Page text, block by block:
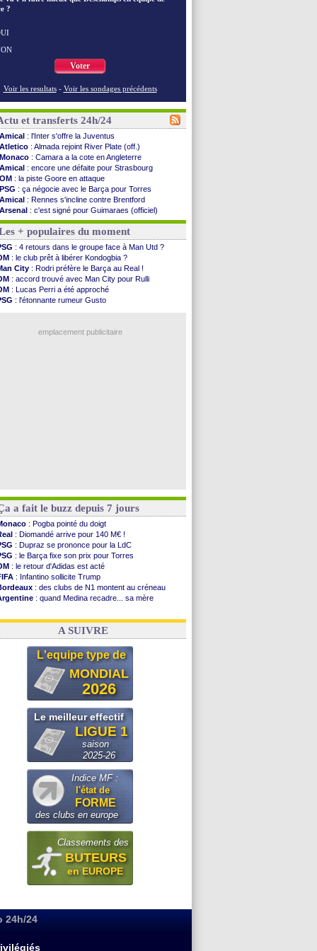
?
Voter
Voir les resultats - Voir les sondages précédents
et transferts 24h/24
Amical : l'Inter s'offre la Juventus
Atletico : Almada rejoint River Plate (off.)
Monaco : Camara a la cote en Angleterre
Amical : encore une défaite pour Strasbourg
OM : la piste Goore en attaque
PSG : ça négocie avec le Barça pour Torres
Amical : Rennes s'incline contre Brentford
Arsenal : c'est signé pour Guimaraes (officiel)
Amical: Le Mans concède un nul
Real : Mourinho durcit les règles
Amical: Toulouse s'incline lourdement
OM : Benatia et la "médiocrité" dans le club
Newcastle : Guimarães, le club se défend
: la 1ère journée à suivre en DIRECT !
: une deuxième offre pour Suzuki
PSG: le groupe pour le match face à Man Utd
OM : le jour où tout a basculé pour Benatia
: accord avec la Real Sociedad pour Aguerd
+ populaires du moment
: 4 retours dans le groupe face à Man Utd ?
: le club prêt à libérer Kondogbia ?
City : Rodri préfère le Barça au Real !
: accord trouvé avec Man City pour Rulli
: Lucas Perri a été approché
: l'étonnante rumeur Gusto
emplacement publicitaire
a fait le buzz depuis 7 jours
: Pogba pointé du doigt
: Diomandé arrive pour 140 M€ !
: Dupraz se prononce pour la LdC
: le Barça fixe son prix pour Torres
: le retour d'Adidas est acté
: Infantino sollicite Trump
: des clubs de N1 montent au créneau
: quand Medina recadre... sa mère
: Paixão attire un 2e club anglais
A SUIVRE
L'equipe type de
MONDIAL
2026
Le meilleur effectif
LIGUE 1
saison
2025-26
Indice MF :
l'état de
FORME
des clubs en europe
Classements des
BUTEURS
en EUROPE
24h/24